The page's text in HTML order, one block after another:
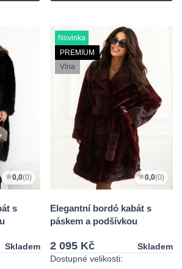
0,0(0)
s
Skladem
Novinka
PREMIUM
Vlna
0,0(0)
Elegantní bordó kabát s
páskem a podšívkou
2 095 Kč
Skladem
Dostupné velikosti: